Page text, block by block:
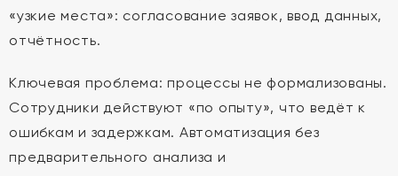
«узкие места»: согласование заявок, ввод данных,
отчётность.
Ключевая проблема: процессы не формализованы.
Сотрудники действуют «по опыту», что ведёт к
ошибкам и задержкам. Автоматизация без
предварительного анализа и